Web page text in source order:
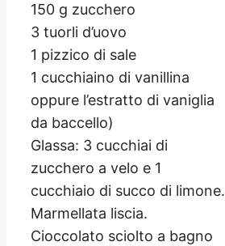
150 g zucchero
3 tuorli d’uovo
1 pizzico di sale
1 cucchiaino di vanillina
oppure l’estratto di vaniglia
da baccello)
Glassa: 3 cucchiai di
zucchero a velo e 1
cucchiaio di succo di limone.
Marmellata liscia.
Cioccolato sciolto a bagno